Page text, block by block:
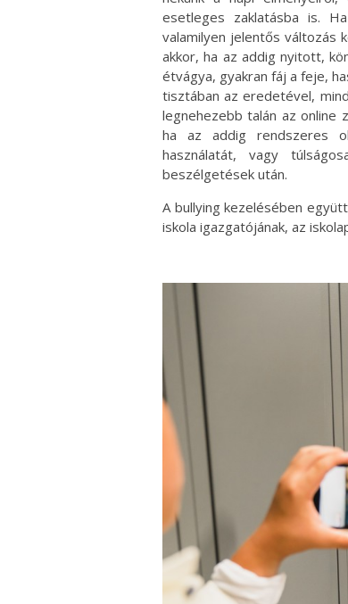
esetleges zaklatásba is.
valamilyen jelentős változás
akkor, ha az addig nyitott,
étvágya, gyakran fáj a feje,
tisztában az eredetével,
legnehezebb talán az online
ha az addig rendszeres
használatát, vagy
beszélgetések után.
A bullying kezelésében
iskola igazgatójának, az